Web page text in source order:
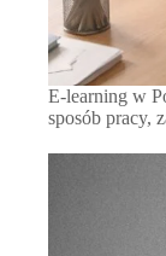
E-learning w
sposób pracy,